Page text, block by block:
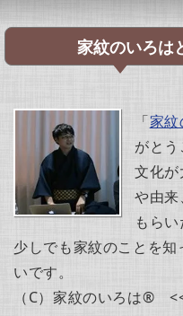
家紋のいろは
「家紋
がと
文化
や由
もら
少しでも家紋のことを
いです。
（C）家紋のいろは®